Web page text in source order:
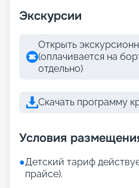
Экскурсии
Открыть
(оплачивается на
отдельно)
Скачать программу
Условия
●Детский тариф
прайсе).